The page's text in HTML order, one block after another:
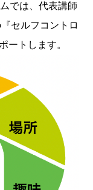
では、代表講師
セルフコントロ
ートします。